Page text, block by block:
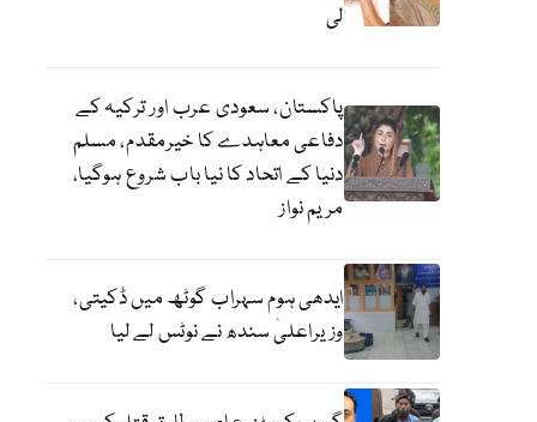
لی
پاکستان، سعودی عرب اور ترکیہ کے
دفاعی معاہدے کا خیرمقدم، مسلم
دنیا کے اتحاد کا نیا باب شروع ہوگیا،
مریم نواز
ایدھی ہوم سہراب گوٹھ میں ڈکیتی،
وزیراعلیٰ سندھ نے نوٹس لے لیا